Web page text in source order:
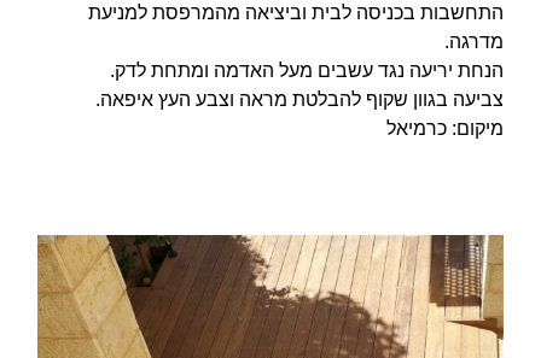
התחשבות בכניסה לבית וביציאה מהמרפסת למניעת
מדרגה.
הנחת יריעה נגד עשבים מעל האדמה ומתחת לדק.
צביעה בגוון שקוף להבלטת מראה וצבע העץ איפאה.
מיקום: כרמיאל